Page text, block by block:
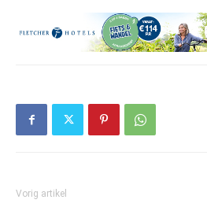
Vorig artikel